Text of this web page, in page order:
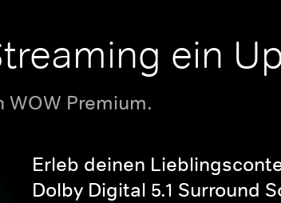
ein
Premium.
Erleb deinen
Dolby Digital 5.1 Surround